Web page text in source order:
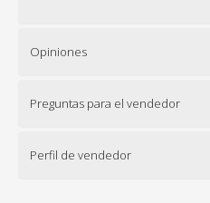
Opiniones
Preguntas para el vendedor
Perfil de vendedor